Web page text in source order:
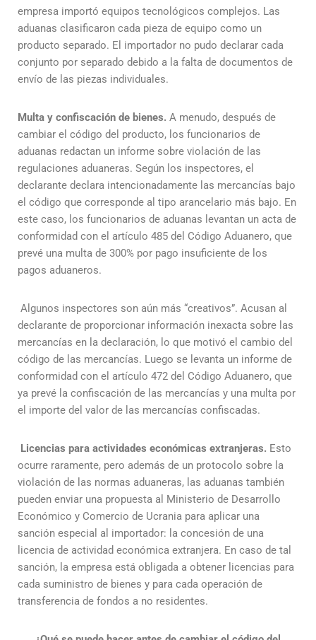
empresa importó equipos tecnológicos complejos. Las
aduanas clasificaron cada pieza de equipo como un
producto separado. El importador no pudo declarar cada
conjunto por separado debido a la falta de documentos de
envío de las piezas individuales.
Multa y confiscación de bienes. A menudo, después de
cambiar el código del producto, los funcionarios de
aduanas redactan un informe sobre violación de las
regulaciones aduaneras. Según los inspectores, el
declarante declara intencionadamente las mercancías bajo
el código que corresponde al tipo arancelario más bajo. En
este caso, los funcionarios de aduanas levantan un acta de
conformidad con el artículo 485 del Código Aduanero, que
prevé una multa de 300% por pago insuficiente de los
pagos aduaneros.
Algunos inspectores son aún más “creativos”. Acusan al
declarante de proporcionar información inexacta sobre las
mercancías en la declaración, lo que motivó el cambio del
código de las mercancías. Luego se levanta un informe de
conformidad con el artículo 472 del Código Aduanero, que
ya prevé la confiscación de las mercancías y una multa por
el importe del valor de las mercancías confiscadas.
Licencias para actividades económicas extranjeras. Esto
ocurre raramente, pero además de un protocolo sobre la
violación de las normas aduaneras, las aduanas también
pueden enviar una propuesta al Ministerio de Desarrollo
Económico y Comercio de Ucrania para aplicar una
sanción especial al importador: la concesión de una
licencia de actividad económica extranjera. En caso de tal
sanción, la empresa está obligada a obtener licencias para
cada suministro de bienes y para cada operación de
transferencia de fondos a no residentes.